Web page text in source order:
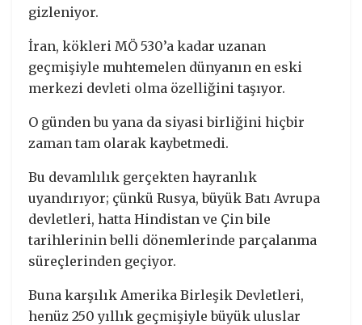
gizleniyor.
İran, kökleri MÖ 530’a kadar uzanan
geçmişiyle muhtemelen dünyanın en eski
merkezi devleti olma özelliğini taşıyor.
O günden bu yana da siyasi birliğini hiçbir
zaman tam olarak kaybetmedi.
Bu devamlılık gerçekten hayranlık
uyandırıyor; çünkü Rusya, büyük Batı Avrupa
devletleri, hatta Hindistan ve Çin bile
tarihlerinin belli dönemlerinde parçalanma
süreçlerinden geçiyor.
Buna karşılık Amerika Birleşik Devletleri,
henüz 250 yıllık geçmişiyle büyük uluslar